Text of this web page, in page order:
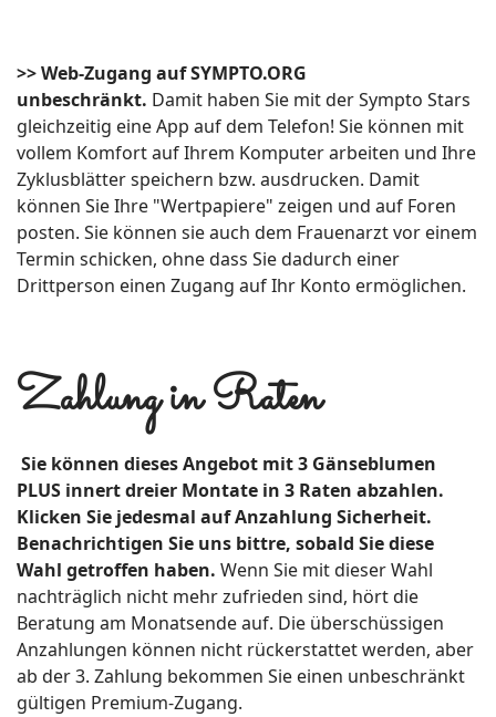
>> Web-Zugang auf SYMPTO.ORG
unbeschränkt. Damit haben Sie mit der Sympto Stars
gleichzeitig eine App auf dem Telefon! Sie können mit
vollem Komfort auf Ihrem Komputer arbeiten und Ihre
Zyklusblätter speichern bzw. ausdrucken. Damit
können Sie Ihre "Wertpapiere" zeigen und auf Foren
posten. Sie können sie auch dem Frauenarzt vor einem
Termin schicken, ohne dass Sie dadurch einer
Drittperson einen Zugang auf Ihr Konto ermöglichen.
Zahlung in Raten
Sie können dieses Angebot mit 3 Gänseblumen
PLUS innert dreier Montate in 3 Raten abzahlen.
Klicken Sie jedesmal auf Anzahlung Sicherheit.
Benachrichtigen Sie uns bittre, sobald Sie diese
Wahl getroffen haben. Wenn Sie mit dieser Wahl
nachträglich nicht mehr zufrieden sind, hört die
Beratung am Monatsende auf. Die überschüssigen
Anzahlungen können nicht rückerstattet werden, aber
ab der 3. Zahlung bekommen Sie einen unbeschränkt
gültigen Premium-Zugang.